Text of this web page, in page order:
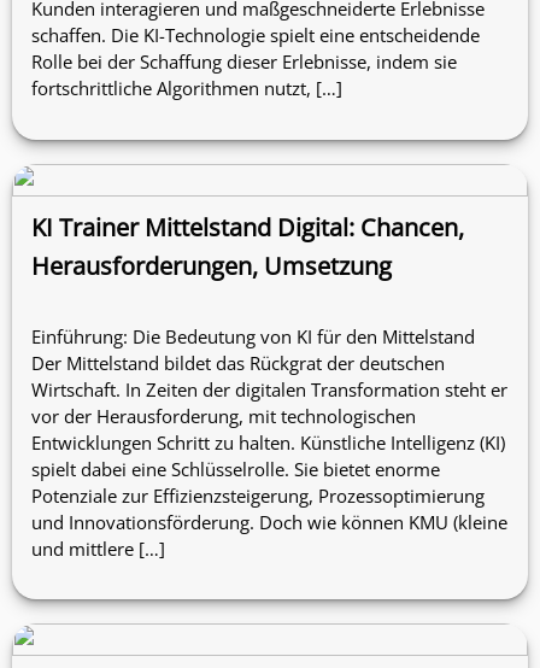
Kunden interagieren und maßgeschneiderte Erlebnisse
schaffen. Die KI-Technologie spielt eine entscheidende
Rolle bei der Schaffung dieser Erlebnisse, indem sie
fortschrittliche Algorithmen nutzt, […]
KI Trainer Mittelstand Digital: Chancen,
Herausforderungen, Umsetzung
Einführung: Die Bedeutung von KI für den Mittelstand
Der Mittelstand bildet das Rückgrat der deutschen
Wirtschaft. In Zeiten der digitalen Transformation steht er
vor der Herausforderung, mit technologischen
Entwicklungen Schritt zu halten. Künstliche Intelligenz (KI)
spielt dabei eine Schlüsselrolle. Sie bietet enorme
Potenziale zur Effizienzsteigerung, Prozessoptimierung
und Innovationsförderung. Doch wie können KMU (kleine
und mittlere […]